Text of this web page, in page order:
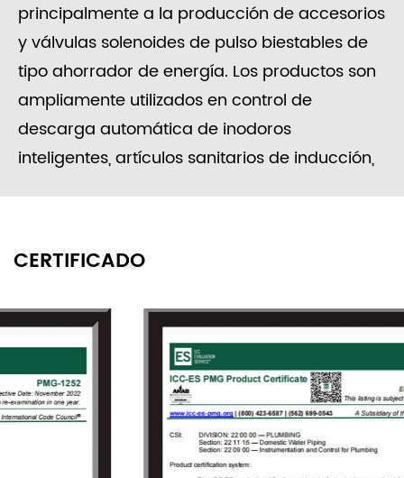
principalmente a la producción de accesorios
y válvulas solenoides de pulso biestables de
tipo ahorrador de energía. Los productos son
ampliamente utilizados en control de
descarga automática de inodoros
inteligentes, artículos sanitarios de inducción,
jardines, medidores de agua inteligentes,
ingeniería de sistemas de control de agua,
etc.
Desde su fundación, la empresa siempre se
adhirió al concepto de "investigación y
desarrollo independientes, innovación activa",
para brindar a los usuarios propuestas de
CERTIFICADO